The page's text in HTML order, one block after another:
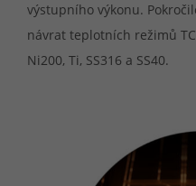
výstupního výkonu.
návrat teplotních režimů
Ni200, Ti, SS316 a SS40.